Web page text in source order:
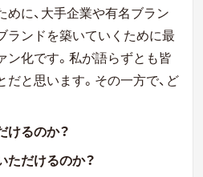
に、大手企業や有名ブラン
ランドを築いていくために最
ン化です。私が語らずとも皆
と思います。その一方で、ど
けるのか？
ただけるのか？